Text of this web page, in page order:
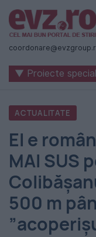
Știri
naționale
internaționale
România
-
Evenimentul
Zilei
▼ Proiecte
ACTUALITATE
El e
MAI SUS
500 m